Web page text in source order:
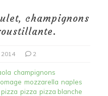
champignons
2
champignons
mozzarella naples
pizza pizza blanche